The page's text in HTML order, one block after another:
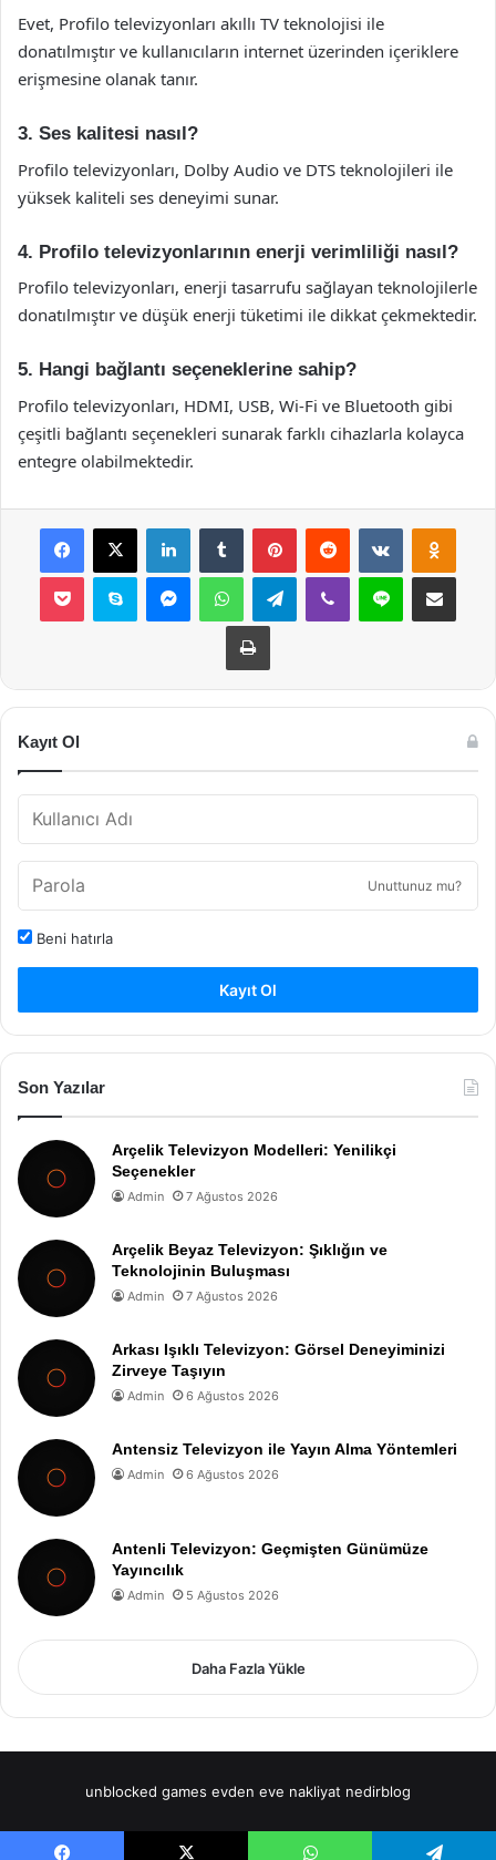
Evet, Profilo televizyonları akıllı TV teknolojisi ile
donatılmıştır ve kullanıcıların internet üzerinden içeriklere
erişmesine olanak tanır.
3. Ses kalitesi nasıl?
Profilo televizyonları, Dolby Audio ve DTS teknolojileri ile
yüksek kaliteli ses deneyimi sunar.
4. Profilo televizyonlarının enerji verimliliği nasıl?
Profilo televizyonları, enerji tasarrufu sağlayan teknolojilerle
donatılmıştır ve düşük enerji tüketimi ile dikkat çekmektedir.
5. Hangi bağlantı seçeneklerine sahip?
Profilo televizyonları, HDMI, USB, Wi-Fi ve Bluetooth gibi
çeşitli bağlantı seçenekleri sunarak farklı cihazlarla kolayca
entegre olabilmektedir.
Facebook
X LinkedInTumblr PinterestReddit VKontakte
Pocket Skype MessengerWhatsAppTelegramViber Line E-Posta ile
Yazdır
Kayıt Ol
Unuttunuz mu?
Beni hatırla
Kayıt Ol
Son Yazılar
Arçelik Televizyon Modelleri: Yenilikçi
Seçenekler
Admin 7 Ağustos 2026
Arçelik Beyaz Televizyon: Şıklığın ve
Teknolojinin Buluşması
Admin 7 Ağustos 2026
Arkası Işıklı Televizyon: Görsel Deneyiminizi
Zirveye Taşıyın
Admin 6 Ağustos 2026
Antensiz Televizyon ile Yayın Alma Yöntemleri
Admin 6 Ağustos 2026
Antenli Televizyon: Geçmişten Günümüze
Yayıncılık
Admin 5 Ağustos 2026
Daha Fazla Yükle
unblocked games evden eve nakliyat nedirblog